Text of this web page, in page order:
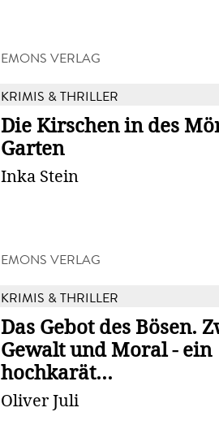
EMONS VERLAG
KRIMIS & THRILLER
Die Kirschen in des
Garten
Inka Stein
EMONS VERLAG
KRIMIS & THRILLER
Das Gebot des Bösen.
Gewalt und Moral - ein
hochkarät...
Oliver Juli